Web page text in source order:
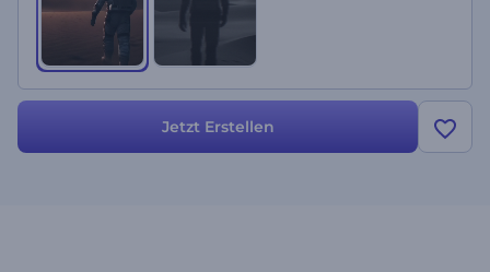
Jetzt Erstellen